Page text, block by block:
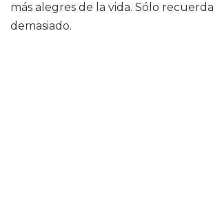
más alegres de la vida. Sólo
demasiado.